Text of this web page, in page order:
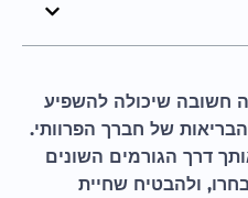
חשובה שיכולה להשפיע
של חברך הפרוותי.
דרך הגורמים השונים
ולהבטיח שחיית